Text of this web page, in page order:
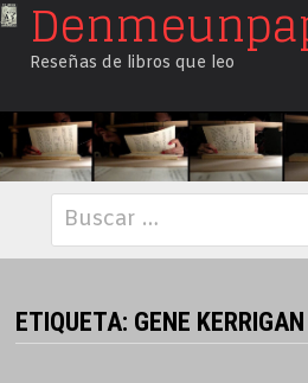
Saltar
Reseñas de libros que leo
Buscar:
ETIQUETA: GENE KERRIGAN